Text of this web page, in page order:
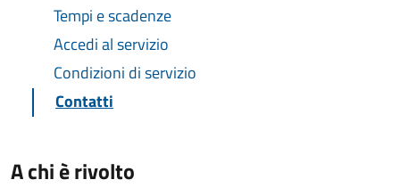
Tempi e scadenze
Accedi al servizio
Condizioni di servizio
Contatti
A chi è rivolto